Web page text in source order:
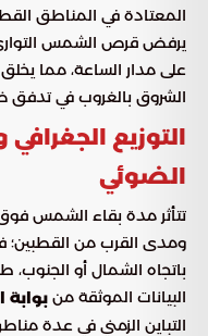
المعتادة في المناطق
يرفض قرص الشمس
على مدار الساعة، مما
الشروق بالغروب في
التوزيع
الضوئي
تتأثر مدة بقاء الشمس
ومدى القرب من القطبين؛
باتجاه الشمال أو
البيانات الموثقة من
التباين الزمني في عدة